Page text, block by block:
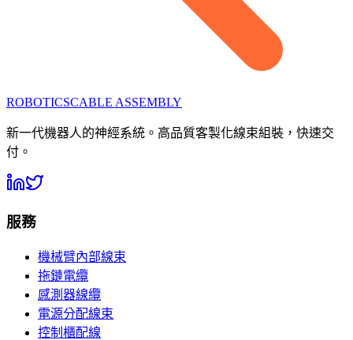
ROBOTICSCABLE ASSEMBLY
新一代機器人的神經系統。高品質客製化線束組裝，快速交
付。
服務
機械臂內部線束
拖鏈電纜
感測器線纜
電源分配線束
控制櫃配線